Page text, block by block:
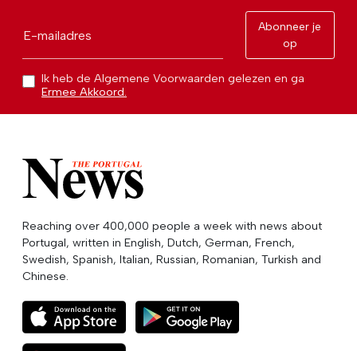
E-mailadres
Abonneer je
op
Ik heb de Algemene Voorwaarden gelezen en ga
Ermee Akkoord.
Reaching over 400,000 people a week with news about
Portugal, written in English, Dutch, German, French,
Swedish, Spanish, Italian, Russian, Romanian, Turkish and
Chinese.